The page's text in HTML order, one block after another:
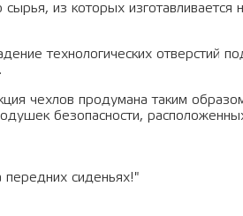
из которых изготавливается
технологических отверстий
чехлов продумана таким
безопасности,
сиденьях!"